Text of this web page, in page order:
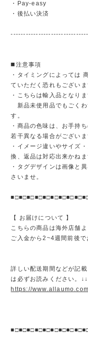
・Pay-easy
・後払い決済
◼️注意事項
・タイミングによっては
ていただく恐れもござい
・こちらは輸入品となり
新品未使用品でもごくわ
す。
・商品の色味は、お手持
若干異なる場合がございま
・イメージ違いやサイズ
換、返品は対応出来かねま
・タグデザインは画像と
さいませ。
【 お届けについて 】
こちらの商品は海外店舗
ご入金から2~4週間前後で
詳しい配送期間などが記
は必ずお読みください。
https://